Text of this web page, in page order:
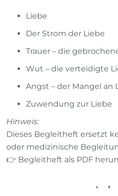
Liebe
Der Strom der Liebe
Trauer – die
Wut – die verteidigte
Angst – der Mangel an
Zuwendung zur Liebe
Hinweis:
Dieses Begleitheft ersetzt
oder medizinische
👉 Begleitheft als PDF